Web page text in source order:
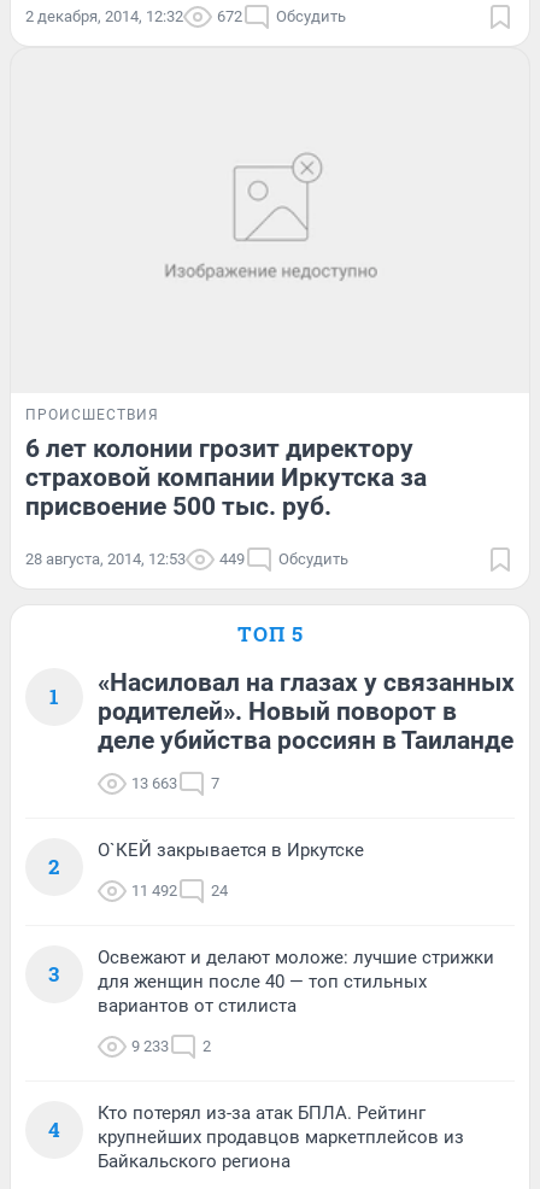
2 декабря, 2014, 12:32 672 Обсудить
ПРОИСШЕСТВИЯ
6 лет колонии грозит директору
страховой компании Иркутска за
присвоение 500 тыс. руб.
28 августа, 2014, 12:53 449 Обсудить
ТОП 5
1
«Насиловал на глазах у связанных
родителей». Новый поворот в
деле убийства россиян в Таиланде
13 663 7
2
О`КЕЙ закрывается в Иркутске
11 492 24
3
Освежают и делают моложе: лучшие стрижки
для женщин после 40 — топ стильных
вариантов от стилиста
9 233 2
4
Кто потерял из-за атак БПЛА. Рейтинг
крупнейших продавцов маркетплейсов из
Байкальского региона